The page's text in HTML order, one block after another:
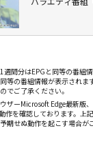
週間分はEPGと同等の番組
等の番組情報が表示されま
でご了承ください。
ザーMicrosoft Edge最新版
作を確認しております。上
期せぬ動作を起こす場合が